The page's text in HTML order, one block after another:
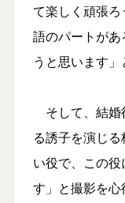
て楽しく頑張
語のパートが
うと思います」
そして、結婚
る誘子を演じ
い役で、この
す」と撮影を